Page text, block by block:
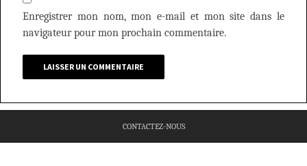
Enregistrer mon nom, mon e-mail et mon site dans le
navigateur pour mon prochain commentaire.
CONTACTEZ-NOUS